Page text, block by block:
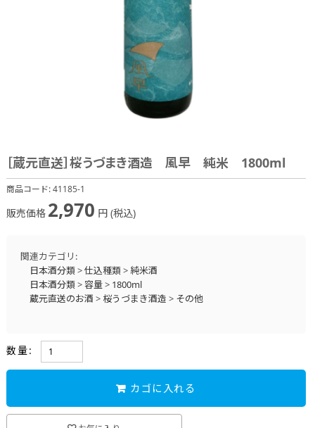
［蔵元直送］桜うづまき酒造 風早 純米 1800ml
商品コード:41185-1
販売価格 2,970 円 (税込)
関連カテゴリ:
日本酒分類>仕込種類> 純米酒
日本酒分類>容量> 1800ml
蔵元直送のお酒 > 桜うづまき酒造 > その他
数量:
カゴに入れる